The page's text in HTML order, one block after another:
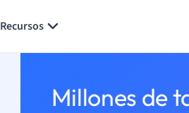
Recursos
Millones de